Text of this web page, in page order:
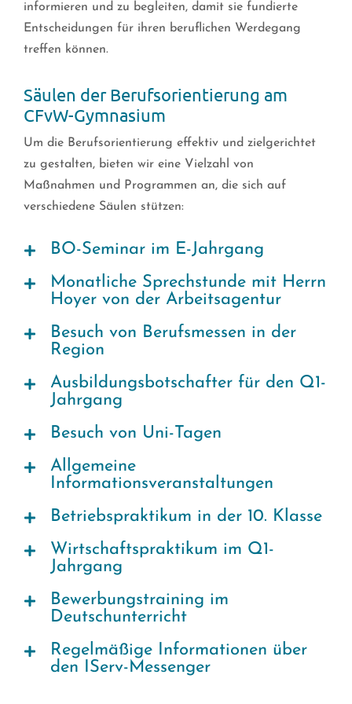
informieren und zu begleiten, damit sie fundierte
Entscheidungen für ihren beruflichen Werdegang
treffen können.
Säulen der Berufsorientierung am
CFvW-Gymnasium
Um die Berufsorientierung effektiv und zielgerichtet
zu gestalten, bieten wir eine Vielzahl von
Maßnahmen und Programmen an, die sich auf
verschiedene Säulen stützen:
BO-Seminar im E-Jahrgang
Monatliche Sprechstunde mit Herrn
Hoyer von der Arbeitsagentur
Besuch von Berufsmessen in der
Region
Ausbildungsbotschafter für den Q1-
Jahrgang
Besuch von Uni-Tagen
Allgemeine
Informationsveranstaltungen
Betriebspraktikum in der 10. Klasse
Wirtschaftspraktikum im Q1-
Jahrgang
Bewerbungstraining im
Deutschunterricht
Regelmäßige Informationen über
den IServ-Messenger